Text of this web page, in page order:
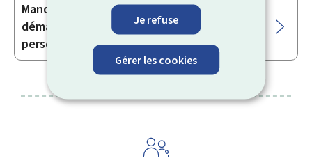
Je refuse
Gérer les cookies
Mandant : délégation de la gestion des
démarches MyGuichet.lu à une autre
personne